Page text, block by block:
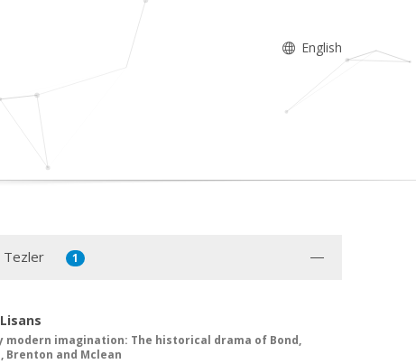
English
Tezler 1
modern imagination: The historical drama of Bond,
Brenton and Mclean